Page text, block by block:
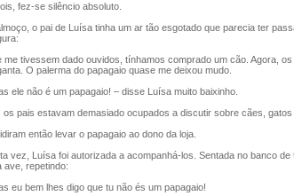
fez-se silêncio absoluto.
o pai de Luísa tinha um ar tão esgotado que parecia ter
me tivessem dado ouvidos, tínhamos comprado um cão. Agora,
O palerma do papagaio quase me deixou mudo.
ele não é um papagaio! – disse Luísa muito baixinho.
pais estavam demasiado ocupados a discutir sobre cães,
então levar o papagaio ao dono da loja.
vez, Luísa foi autorizada a acompanhá-los. Sentada no banco
ave, repetindo:
eu bem lhes digo que tu não és um papagaio!